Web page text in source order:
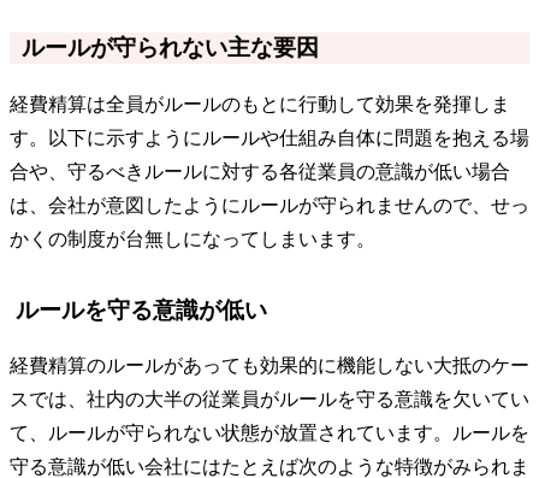
ルールが守られない主な要因
経費精算は全員がルールのもとに行動して効果を発揮しま
す。以下に示すようにルールや仕組み自体に問題を抱える場
合や、守るべきルールに対する各従業員の意識が低い場合
は、会社が意図したようにルールが守られませんので、せっ
かくの制度が台無しになってしまいます。
ルールを守る意識が低い
経費精算のルールがあっても効果的に機能しない大抵のケー
スでは、社内の大半の従業員がルールを守る意識を欠いてい
て、ルールが守られない状態が放置されています。ルールを
守る意識が低い会社にはたとえば次のような特徴がみられま